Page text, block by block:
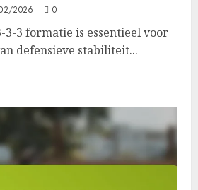
2026 0
3-3 formatie is essentieel voor
defensieve stabiliteit...